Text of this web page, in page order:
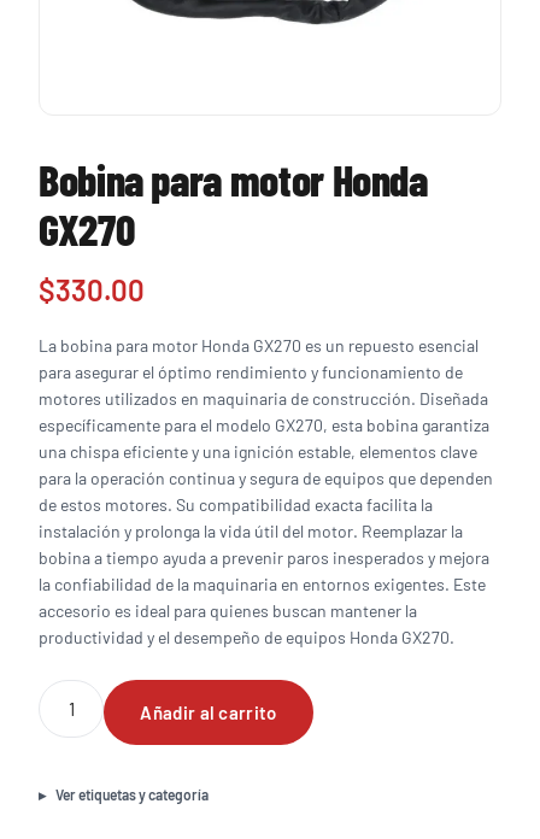
Bobina para motor Honda
GX270
$330.00
La bobina para motor Honda GX270 es un repuesto esencial
para asegurar el óptimo rendimiento y funcionamiento de
motores utilizados en maquinaria de construcción. Diseñada
específicamente para el modelo GX270, esta bobina garantiza
una chispa eficiente y una ignición estable, elementos clave
para la operación continua y segura de equipos que dependen
de estos motores. Su compatibilidad exacta facilita la
instalación y prolonga la vida útil del motor. Reemplazar la
bobina a tiempo ayuda a prevenir paros inesperados y mejora
la confiabilidad de la maquinaria en entornos exigentes. Este
accesorio es ideal para quienes buscan mantener la
productividad y el desempeño de equipos Honda GX270.
Bobina
para
motor
GX270
Añadir al carrito
Ver etiquetas y categoría